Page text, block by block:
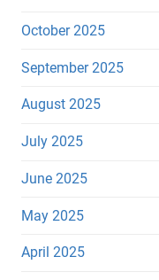
October 2025
September 2025
August 2025
July 2025
June 2025
May 2025
April 2025